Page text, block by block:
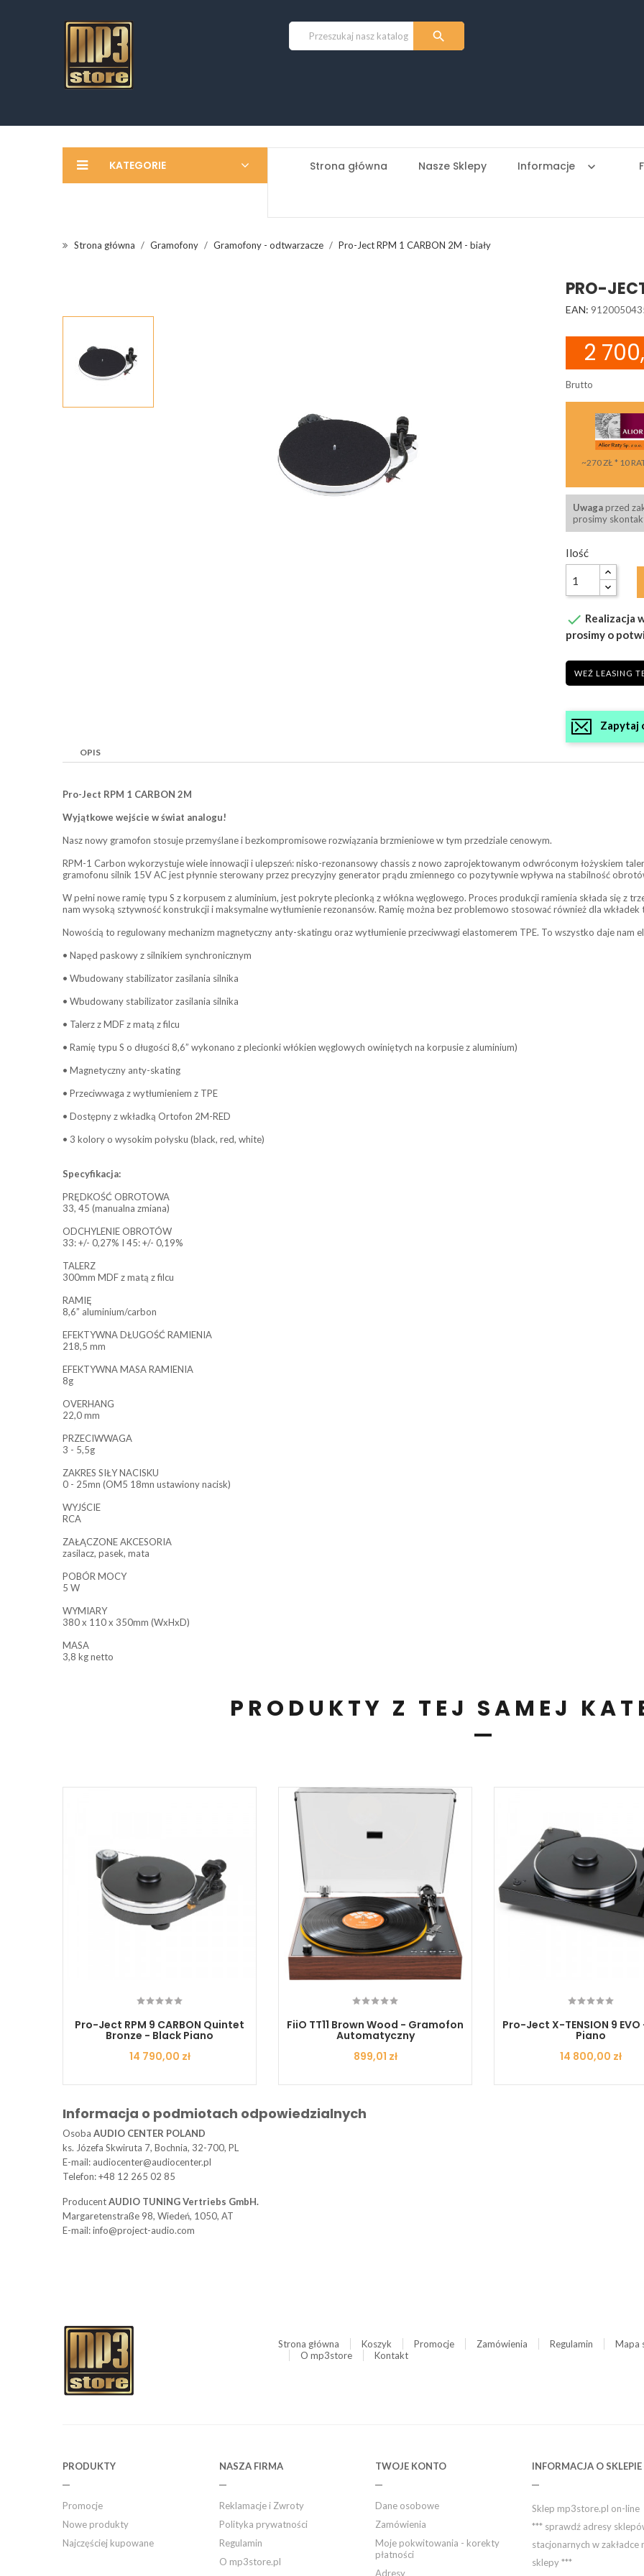

KATEGORIE Strona główna Nasze Sklepy Informacje keyboard_arrow_down
Strona główna Gramofony Gramofony - odtwarzacze Pro-Ject RPM 1 CARBON 2M - biały
PRO-
EAN:
2
Brutto
~270 ZŁ * 10
Uwagaprzed
prosimy
Ilość
 Realizacja
prosimy o
WEŹ LEASING
Zapytaj
OPIS
Pro-Ject RPM 1 CARBON 2M
Wyjątkowe wejście w świat analogu!
Nasz nowy gramofon stosuje przemyślane i bezkompromisowe rozwiązania brzmieniowe w tym przedziale cenowym.
RPM-1 Carbon wykorzystuje wiele innowacji i ulepszeń: nisko-rezonansowy chassis z nowo zaprojektowanym odwróconym łożyskiem
gramofonu silnik 15V AC jest płynnie sterowany przez precyzyjny generator prądu zmiennego co pozytywnie wpływa na stabilność
W pełni nowe ramię typu S z korpusem z aluminium, jest pokryte plecionką z włókna węglowego. Proces produkcji ramienia składa się z
nam wysoką sztywność konstrukcji i maksymalne wytłumienie rezonansów. Ramię można bez problemowo stosować również dla wkładek
Nowością to regulowany mechanizm magnetyczny anty-skatingu oraz wytłumienie przeciwwagi elastomerem TPE. To wszystko daje nam
• Napęd paskowy z silnikiem synchronicznym
• Wbudowany stabilizator zasilania silnika
• Wbudowany stabilizator zasilania silnika
• Talerz z MDF z matą z filcu
• Ramię typu S o długości 8,6” wykonano z plecionki włókien węglowych owiniętych na korpusie z aluminium)
• Magnetyczny anty-skating
• Przeciwwaga z wytłumieniem z TPE
• Dostępny z wkładką Ortofon 2M-RED
• 3 kolory o wysokim połysku (black, red, white)
Specyfikacja:
PRĘDKOŚĆ OBROTOWA
33, 45 (manualna zmiana)
ODCHYLENIE OBROTÓW
33: +/- 0,27% I 45: +/- 0,19%
TALERZ
300mm MDF z matą z filcu
RAMIĘ
8,6” aluminium/carbon
EFEKTYWNA DŁUGOŚĆ RAMIENIA
218,5 mm
EFEKTYWNA MASA RAMIENIA
8g
OVERHANG
22,0 mm
PRZECIWWAGA
3 - 5,5g
ZAKRES SIŁY NACISKU
0 - 25mn (OM5 18mn ustawiony nacisk)
WYJŚCIE
RCA
ZAŁĄCZONE AKCESORIA
zasilacz, pasek, mata
POBÓR MOCY
5 W
WYMIARY
380 x 110 x 350mm (WxHxD)
MASA
3,8 kg netto
PRODUKTY Z TEJ SAMEJ
Pro-Ject RPM 9 CARBON Quintet
Bronze - Black Piano
Cena
14 790,00 zł
FiiO TT11 Brown Wood - Gramofon
Automatyczny
Cena
899,01 zł
Pro-Ject X-TENSION 9
Piano
Cena
14 800,00 zł
Informacja o podmiotach odpowiedzialnych
Osoba AUDIO CENTER POLAND
ks. Józefa Skwiruta 7, Bochnia, 32-700, PL
E-mail: audiocenter@audiocenter.pl
Telefon: +48 12 265 02 85
ProducentAUDIO TUNING Vertriebs GmbH.
Margaretenstraße 98, Wiedeń, 1050, AT
E-mail: info@project-audio.com
Strona główna Koszyk Promocje Zamówienia Regulamin Mapa
O mp3store
Kontakt
PRODUKTY
Promocje
Nowe produkty
Najczęściej kupowane
NASZA FIRMA
Reklamacje i Zwroty
Polityka prywatności
Regulamin
O mp3store.pl
TWOJE KONTO
Dane osobowe
Zamówienia
Moje pokwitowania - korekty
płatności
Adresy
INFORMACJA O SKLEPIE
Sklep mp3store.pl on-line
*** sprawdź adresy
stacjonarnych w zakładce
sklepy ***